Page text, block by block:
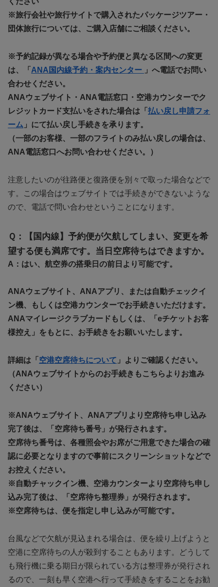
※旅行会社や旅行サイトで購入されたパッケージツアー・
団体旅行については、ご購入店舗にご相談ください。
※予約記録が異なる場合や予約便と異なる区間への変更
は、「 ANA国内線予約・案内センター 」へ電話でお問い
合わせください。
ANAウェブサイト・ANA電話窓口・空港カウンターでク
レジットカード支払いをされた場合は「 払い戻し申請フォ
ーム 」にて払い戻し手続きを承ります。
（一部のお客様、一部のフライトのみ払い戻しの場合は、
ANA電話窓口へお問い合わせください。）
注意したいのが往路便と復路便を別々で取った場合などで
す。この場合はウェブサイトでは手続きができないような
ので、電話で問い合わせということになります。
Ｑ：
【国内線】予約便が欠航してしまい、変更を希
望する便も満席です。当日空席待ちはできますか。
A：はい、航空券の搭乗日の前日より可能です。
ANAウェブサイト、ANAアプリ、または自動チェックイ
ン機、もしくは空港カウンターでお手続きいただけます。
ANAマイレージクラブカードもしくは、「eチケットお客
様控え」をもとに、お手続きをお願いいたします。
詳細は「 空港空席待ちについて 」よりご確認ください。
（ANAウェブサイトからのお手続きもこちらよりお進み
ください）
※ANAウェブサイト、ANAアプリより空席待ち申し込み
完了後は、「空席待ち番号」が発行されます。
空席待ち番号は、各種照会やお席がご用意できた場合の確
認に必要となりますので事前にスクリーンショットなどで
お控えください。
※自動チャックイン機、空港カウンターより空席待ち申し
込み完了後は、「空席待ち整理券」が発行されます。
※空席待ちは、便を指定し申し込みが可能です。
台風などで欠航が見込まれる場合は、便を繰り上げようと
空港に空席待ちの人が殺到することもあります。どうして
も飛行機に乗る期日が限られている方は整理券が発行され
るので、一刻も早く空港へ行って手続きをすることをお勧